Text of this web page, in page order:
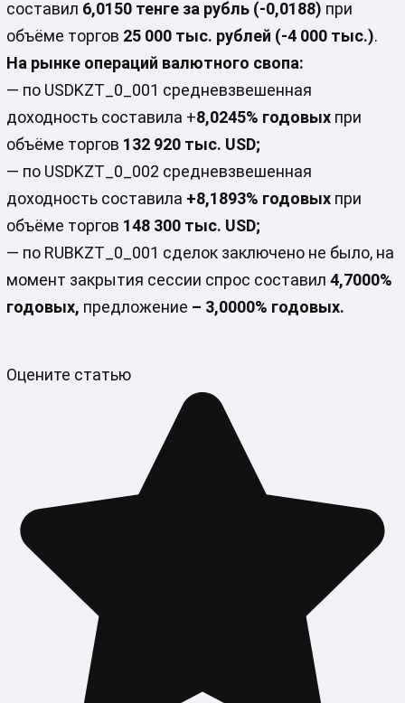
составил 6,0150 тенге за рубль (-0,0188) при
объёме торгов 25 000 тыс. рублей (-4 000 тыс.).
На рынке операций валютного свопа:
— по USDKZT_0_001 средневзвешенная
доходность составила +8,0245% годовых при
объёме торгов 132 920 тыс. USD;
— по USDKZT_0_002 средневзвешенная
доходность составила +8,1893% годовыхпри
объёме торгов 148 300 тыс. USD;
— по RUBKZT_0_001 сделок заключено не было, на
момент закрытия сессии спрос составил 4,7000%
годовых, предложение – 3,0000% годовых.
Оцените статью